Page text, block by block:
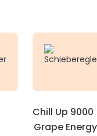
Chill Up 9000
Grape Energy